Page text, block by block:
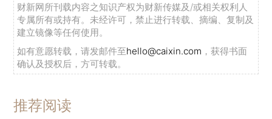
财新网所刊载内容之知识产权为财新传媒及/或相关权利人
专属所有或持有。未经许可，禁止进行转载、摘编、复制及
建立镜像等任何使用。
如有意愿转载，请发邮件至hello@caixin.com ，获得书面
确认及授权后，方可转载。
推荐阅读